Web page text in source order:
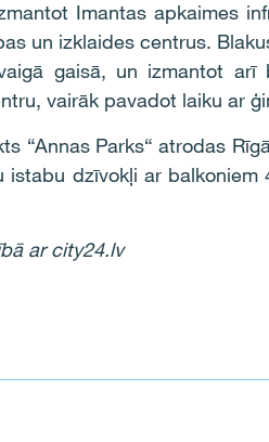
Imantas apkaimes
un izklaides centrus.
gaisā, un izmantot
vairāk pavadot laiku ar
“Annas Parks“ atrodas
istabu dzīvokļi ar
ar city24.lv